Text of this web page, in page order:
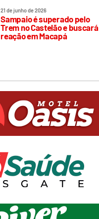
21 de junho de 2026
Sampaio é superado pelo
Trem no Castelão e buscará
reação em Macapá